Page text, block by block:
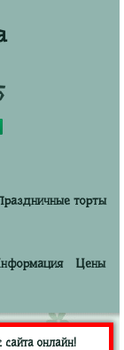
торты
Цены
онлайн!